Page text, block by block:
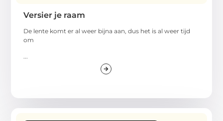
Versier je raam
De lente komt er al weer bijna aan, dus het is al weer tijd
om